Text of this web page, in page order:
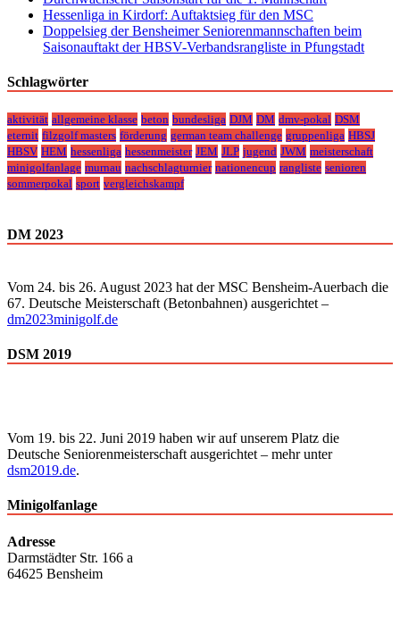
Hessenliga in Kirdorf: Auftaktsieg für den MSC
Doppelsieg der Bensheimer Seniorenmannschaften beim
Saisonauftakt der HBSV-Verbandsrangliste in Pfungstadt
Schlagwörter
aktivität allgemeine klasse beton bundesliga DJM DM dmv-pokal DSM
eternit filzgolf masters förderung german team challenge gruppenliga HBSJ
HBSV HEM hessenliga hessenmeister JEM JLP jugend JWM meisterschaft
minigolfanlage murnau nachschlagturnier nationencup rangliste senioren
sommerpokal sport vergleichskampf
DM 2023
Vom 24. bis 26. August 2023 hat der MSC Bensheim-Auerbach die
67. Deutsche Meisterschaft (Betonbahnen) ausgerichtet –
dm2023minigolf.de
DSM 2019
Vom 19. bis 22. Juni 2019 haben wir auf unserem Platz die
Deutsche Senioren­meisterschaft ausgerichtet – mehr unter
dsm2019.de.
Minigolfanlage
Adresse
Darmstädter Str. 166 a
64625 Bensheim